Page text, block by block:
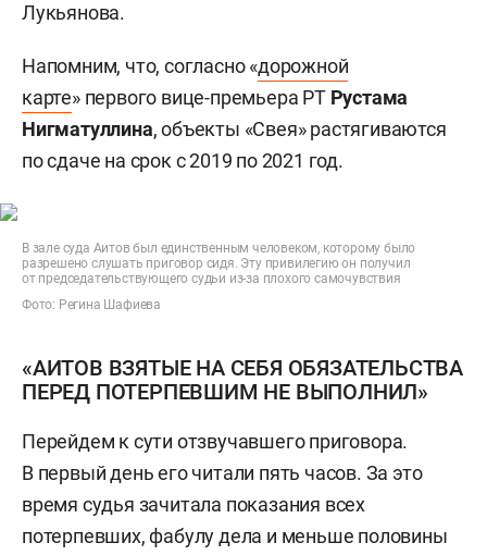
Лукьянова.
Напомним, что, согласно «дорожной
карте» первого вице-премьера РТ Рустама
Нигматуллина, объекты «Свея» растягиваются
по сдаче на срок с 2019 по 2021 год.
В зале суда Аитов был единственным человеком, которому было
разрешено слушать приговор сидя. Эту привилегию он получил
от председательствующего судьи из-за плохого самочувствия
Фото: Регина Шафиева
«АИТОВ ВЗЯТЫЕ НА СЕБЯ ОБЯЗАТЕЛЬСТВА
ПЕРЕД ПОТЕРПЕВШИМ НЕ ВЫПОЛНИЛ»
Перейдем к сути отзвучавшего приговора.
В первый день его читали пять часов. За это
время судья зачитала показания всех
потерпевших, фабулу дела и меньше половины